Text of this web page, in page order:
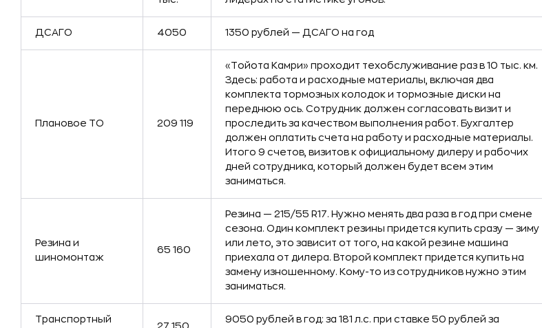
ДСАГО 4050 1350 рублей — ДСАГО на год
Плановое ТО 209 119
«Тойота Камри» проходит техобслуживание раз в 10 тыс. км.
Здесь: работа и расходные материалы, включая два
комплекта тормозных колодок и тормозные диски на
переднюю ось. Сотрудник должен согласовать визит и
проследить за качеством выполнения работ. Бухгалтер
должен оплатить счета на работу и расходные материалы.
Итого 9 счетов, визитов к официальному дилеру и рабочих
дней сотрудника, который должен будет всем этим
заниматься.
Резина и
шиномонтаж
65 160
Резина — 215/55 R17. Нужно менять два раза в год при смене
сезона. Один комплект резины придется купить сразу — зиму
или лето, это зависит от того, на какой резине машина
приехала от дилера. Второй комплект придется купить на
замену изношенному. Кому-то из сотрудников нужно этим
заниматься.
Транспортный
27 150
9050 рублей в год: за 181 л.с. при ставке 50 рублей за